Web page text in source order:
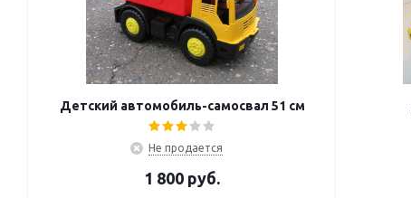
Детский автомобиль-самосвал 51 см
Не продается
1 800 руб.